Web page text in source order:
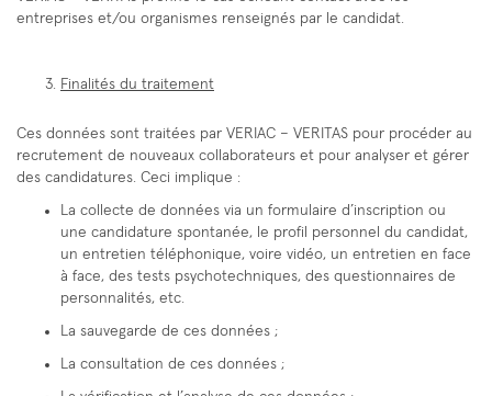
entreprises et/ou organismes renseignés par le candidat.
Finalités du traitement
Ces données sont traitées par VERIAC – VERITAS pour procéder au
recrutement de nouveaux collaborateurs et pour analyser et gérer
des candidatures. Ceci implique :
La collecte de données via un formulaire d’inscription ou
une candidature spontanée, le profil personnel du candidat,
un entretien téléphonique, voire vidéo, un entretien en face
à face, des tests psychotechniques, des questionnaires de
personnalités, etc.
La sauvegarde de ces données ;
La consultation de ces données ;